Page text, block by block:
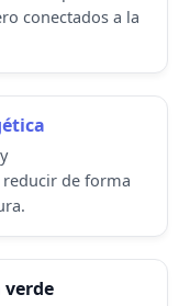
conectados a la
de forma